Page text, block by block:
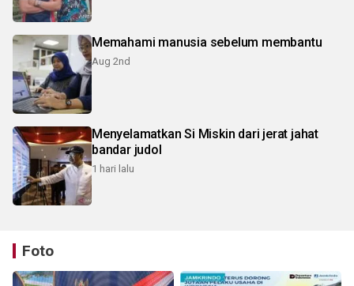
Memahami manusia sebelum membantu
Aug 2nd
Menyelamatkan Si Miskin dari jerat jahat
bandar judol
1 hari lalu
Foto